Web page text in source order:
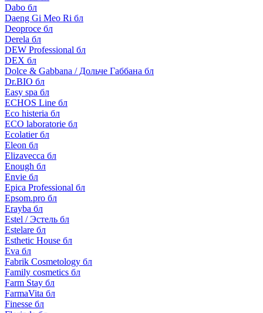
Dabo бл
Daeng Gi Meo Ri бл
Deoproce бл
Derela бл
DEW Professional бл
DEX бл
Dolce & Gabbana / Дольче Габбана бл
Dr.BIO бл
Easy spa бл
ECHOS Line бл
Eco histeria бл
ECO laboratorie бл
Ecolatier бл
Eleon бл
Elizavecca бл
Enough бл
Envie бл
Epica Professional бл
Epsom.pro бл
Erayba бл
Estel / Эстель бл
Estelare бл
Esthetic House бл
Eva бл
Fabrik Cosmetology бл
Family cosmetics бл
Farm Stay бл
FarmaVita бл
Finesse бл